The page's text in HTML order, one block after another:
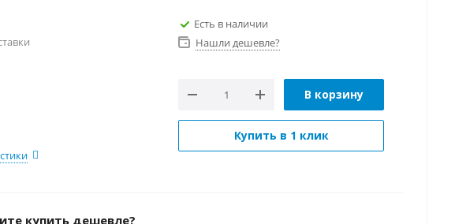
Есть в наличии
Нашли дешевле?
В корзину
Купить в 1 клик
купить дешевле?